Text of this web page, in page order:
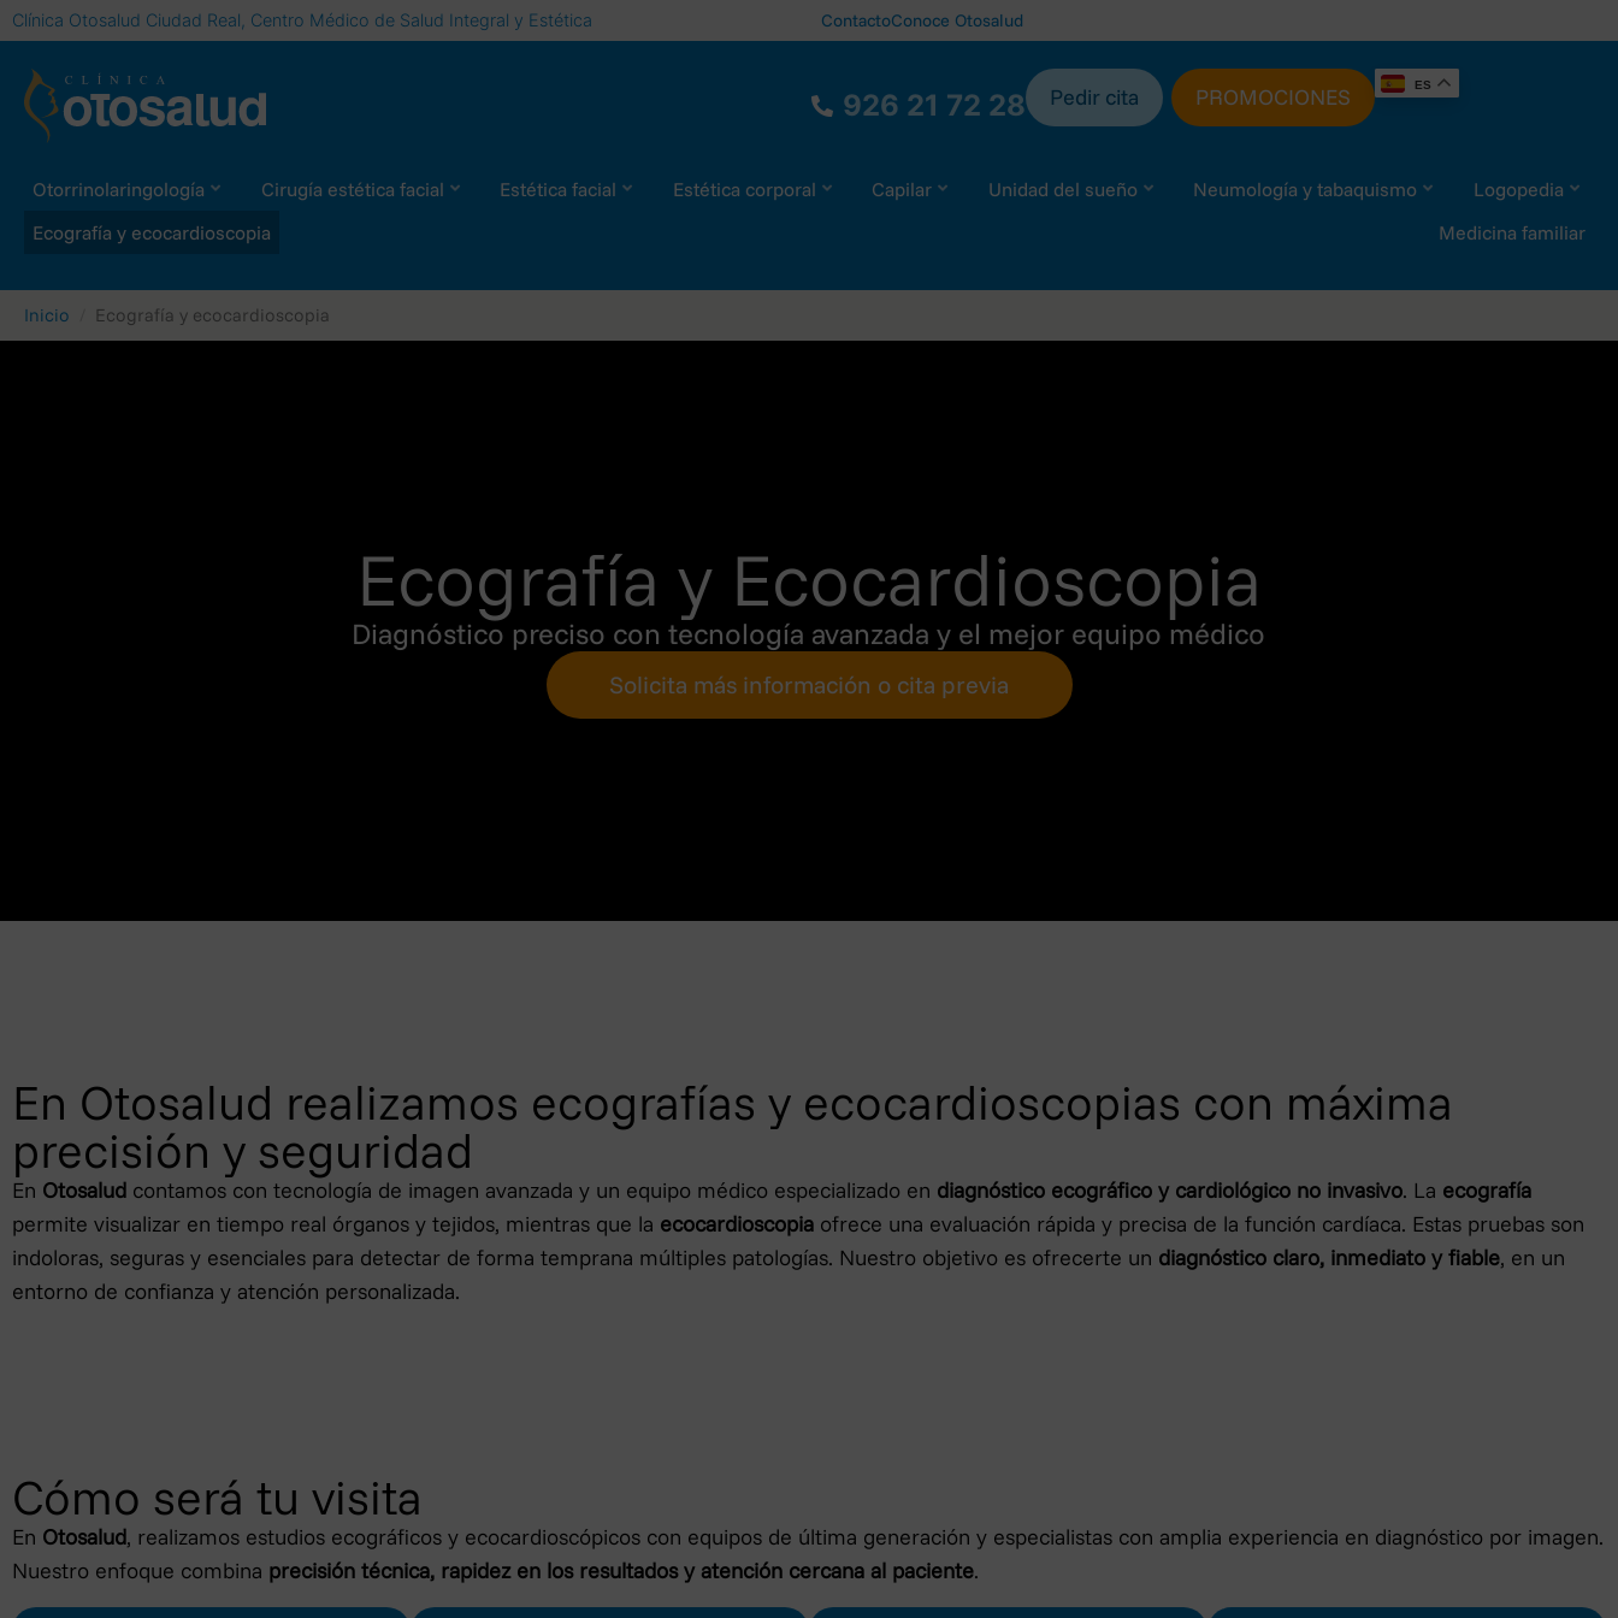
Clínica Otosalud Ciudad Real, Centro Médico de Salud Integral y Estética ContactoConoce Otosalud
926 21 72 28 Pedir cita PROMOCIONES ES
Otorrinolaringología Cirugía estética facial Estética facial Estética corporal Capilar Unidad del sueño Neumología y tabaquismo
Logopedia
Ecografía y ecocardioscopia
Medicina familiar
Inicio Ecografía y ecocardioscopia
Ecografía y ⁠Ecocardioscopia​
Diagnóstico preciso con tecnología avanzada y el mejor equipo médico
Solicita más información o cita previa
En Otosalud realizamos ecografías y ecocardioscopias con máxima
precisión y seguridad
En Otosalud contamos con tecnología de imagen avanzada y un equipo médico especializado en diagnóstico ecográfico y cardiológico no invasivo. La ecografía
permite visualizar en tiempo real órganos y tejidos, mientras que la ecocardioscopia ofrece una evaluación rápida y precisa de la función cardíaca. Estas pruebas son
indoloras, seguras y esenciales para detectar de forma temprana múltiples patologías. Nuestro objetivo es ofrecerte un diagnóstico claro, inmediato y fiable, en un
entorno de confianza y atención personalizada.
Cómo será tu visita
En Otosalud, realizamos estudios ecográficos y ecocardioscópicos con equipos de última generación y especialistas con amplia experiencia en diagnóstico por imagen.
Nuestro enfoque combina precisión técnica, rapidez en los resultados y atención cercana al paciente.